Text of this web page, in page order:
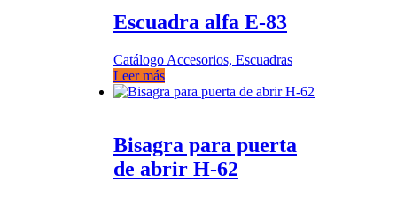
Escuadra alfa E-83
Catálogo Accesorios, Escuadras
Leer más
Bisagra para puerta
de abrir H-62